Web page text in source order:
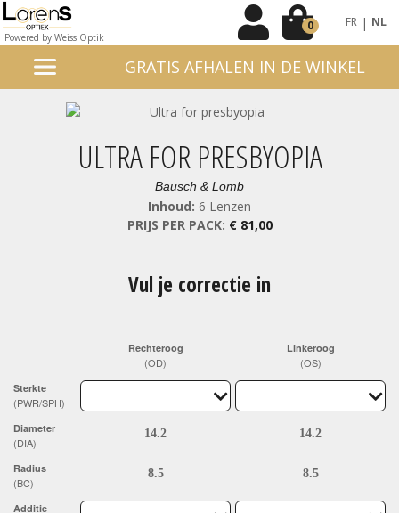
Powered by Weiss Optik
0 FR | NL
GRATIS AFHALEN IN DE WINKEL
ULTRA FOR PRESBYOPIA
Bausch & Lomb
Inhoud: 6 Lenzen
PRIJS PER PACK: € 81,00
Vul je correctie in
Sterkte
(PWR/SPH)
Diameter
(DIA)
Radius
(BC)
Additie
Rechteroog
(OD)
Linkeroog
(OS)